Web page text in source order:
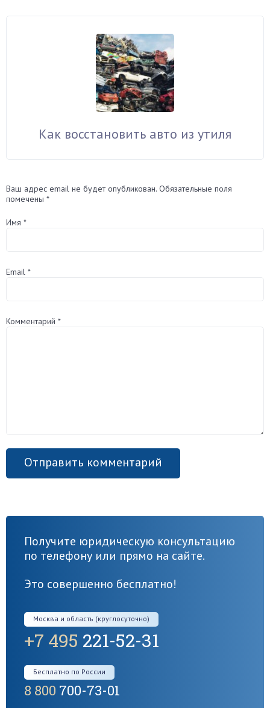
Как восстановить авто из утиля
Ваш адрес email не будет опубликован. Обязательные поля
помечены *
Имя *
Email *
Комментарий *
Получите юридическую консультацию
по телефону или прямо на сайте.
Это совершенно бесплатно!
Москва и область (круглосуточно)
+7 495 221-52-31
Бесплатно по России
8 800 700-73-01